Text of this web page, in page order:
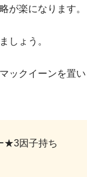
が楽になります。
しょう。
ックイーンを置い
★3因子持ち